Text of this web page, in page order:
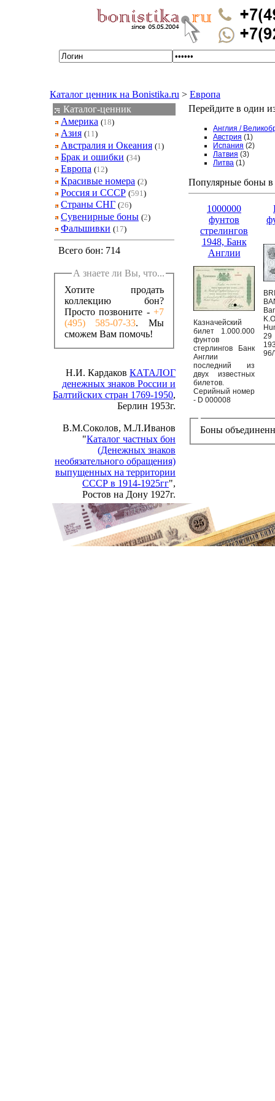
Каталог ценник на Bonistika.ru > Европа
Каталог-ценник
Америка (18)
Азия (11)
Австралия и Океания (1 )
Брак и ошибки (34)
Европа (12)
Красивые номера (2)
Россия и СССР (591 )
Страны СНГ (26)
Сувенирные боны (2)
Фальшивки (17)
Всего бон: 714
А знаете ли Вы, что...
Хотите продать
коллекцию бон?
Просто позвоните - +7
(495) 585-07-33. Мы
сможем Вам помочь!
Н.И. Кардаков КАТАЛОГ
денежных знаков России и
Балтийских стран 1769-1950,
Берлин 1953г.
В.М.Соколов, М.Л.Иванов
"Каталог частных бон
(Денежных знаков
необязательного обращения)
выпущенных на территории
СССР в 1914-1925гг",
Ростов на Дону 1927г.
Перейдите в один
Англия /
Австрия (1)
Испания (2)
Латвия (3)
Литва (1)
Популярные боны в
1000000
фунтов
стрелингов
1948, Банк
Англии
Казначейский
билет 1.000.000
фунтов
стерлингов Банк
Англии
последний из
двух известных
билетов.
Серийный номер
- D 000008
Боны